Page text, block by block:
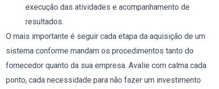
execução das atividades e acompanhamento de
resultados.
O mais importante é seguir cada etapa da aquisição de um
sistema conforme mandam os procedimentos tanto do
fornecedor quanto da sua empresa. Avalie com calma cada
ponto, cada necessidade para não fazer um investimento